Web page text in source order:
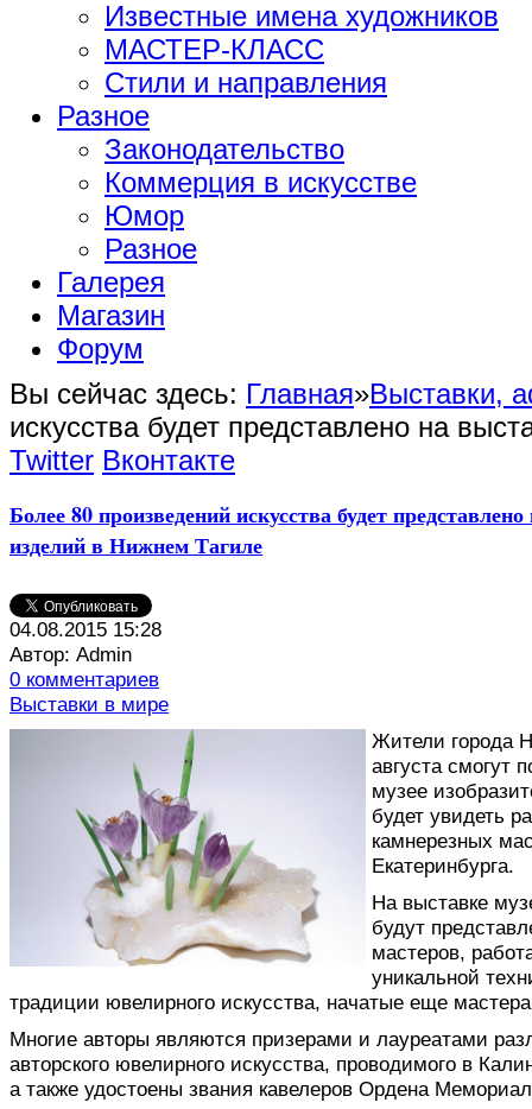
Известные имена художников
МАСТЕР-КЛАСС
Стили и направления
Разное
Законодательство
Коммерция в искусстве
Юмор
Разное
Галерея
Магазин
Форум
Вы сейчас здесь: Главная»Выставки,
искусства будет представлено на
Twitter Вконтакте
Более 80 произведений искусства будет
изделий в Нижнем Тагиле
04.08.2015 15:28
Автор: Admin
0 комментариев
Выставки в мире
Жители города
августа смогут
музее
будет увидеть
камнерезных
Екатеринбурга.
На выставке
будут
мастеров,
уникальной
традиции ювелирного искусства, начатые еще
Многие авторы являются призерами и лауреатами
авторского ювелирного искусства, проводимого в
а также удостоены звания кавелеров Ордена